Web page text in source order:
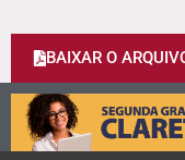
BAIXAR O